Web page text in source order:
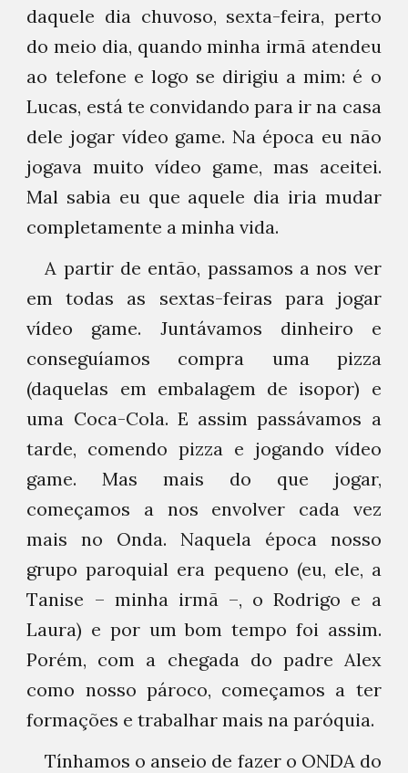
daquele dia chuvoso, sexta-feira, perto
do meio dia, quando minha irmã atendeu
ao telefone e logo se dirigiu a mim: é o
Lucas, está te convidando para ir na casa
dele jogar vídeo game. Na época eu não
jogava muito vídeo game, mas aceitei.
Mal sabia eu que aquele dia iria mudar
completamente a minha vida.
A partir de então, passamos a nos ver
em todas as sextas-feiras para jogar
vídeo game. Juntávamos dinheiro e
conseguíamos compra uma pizza
(daquelas em embalagem de isopor) e
uma Coca-Cola. E assim passávamos a
tarde, comendo pizza e jogando vídeo
game. Mas mais do que jogar,
começamos a nos envolver cada vez
mais no Onda. Naquela época nosso
grupo paroquial era pequeno (eu, ele, a
Tanise – minha irmã –, o Rodrigo e a
Laura) e por um bom tempo foi assim.
Porém, com a chegada do padre Alex
como nosso pároco, começamos a ter
formações e trabalhar mais na paróquia.
Tínhamos o anseio de fazer o ONDA do